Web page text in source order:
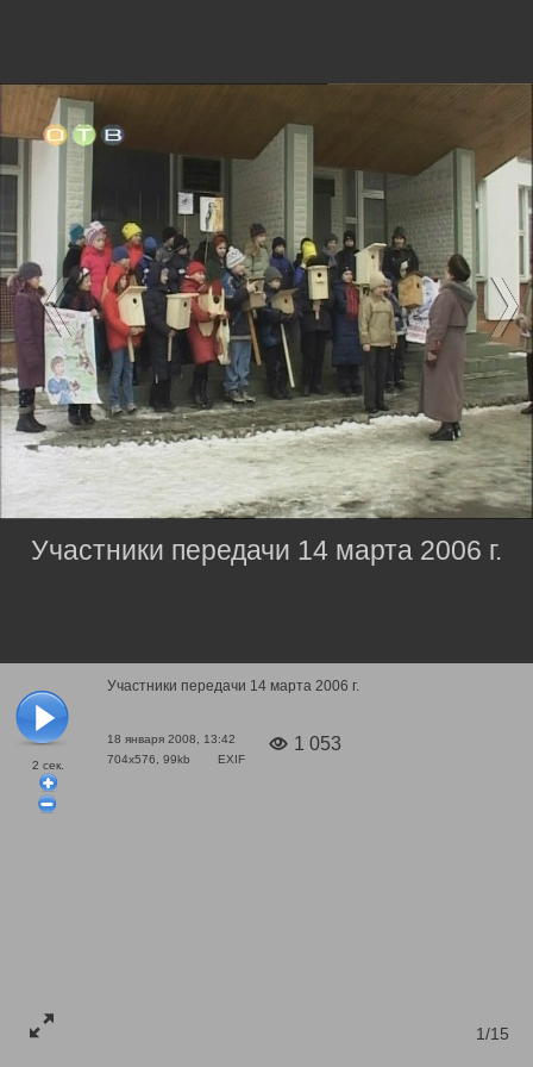
2 сек.
Участники передачи 14 марта 2006 г.
18 января 2008, 13:42
704x576, 99kb
EXIF
1 053
1/15
Участники передачи 14 марта 2006 г.